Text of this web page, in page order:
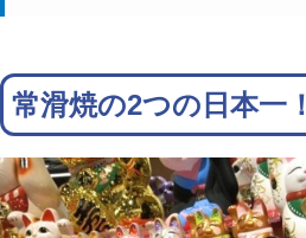
常滑焼の2つの日本一！